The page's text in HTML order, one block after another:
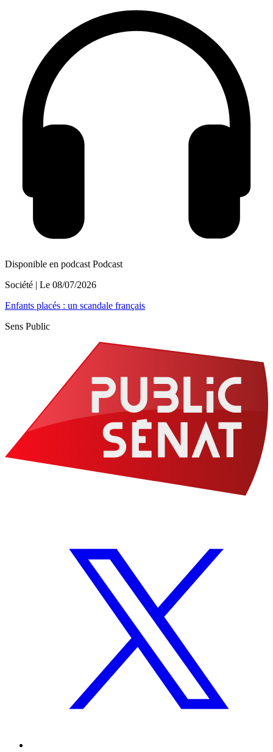
Disponible en podcast Podcast
Société | Le 08/07/2026
Enfants placés : un scandale français
Sens Public